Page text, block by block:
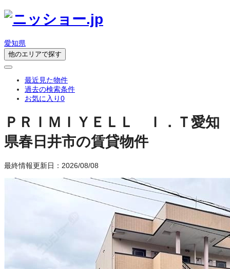
愛知県
他のエリアで探す
最近見た物件
過去の検索条件
お気に入り0
ＰＲＩＭＩＹＥＬＬ Ｉ．Ｔ 愛知
県春日井市の賃貸物件
最終情報更新日：2026/08/08